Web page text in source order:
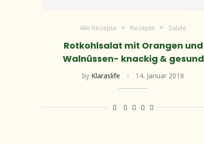
Alle Rezepte Rezepte Salate
Rotkohlsalat mit Orangen und
Walnüssen- knackig & gesund
by Klaraslife 14. Januar 2018